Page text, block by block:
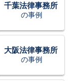
千葉法律事務所
の事例
大阪法律事務所
の事例